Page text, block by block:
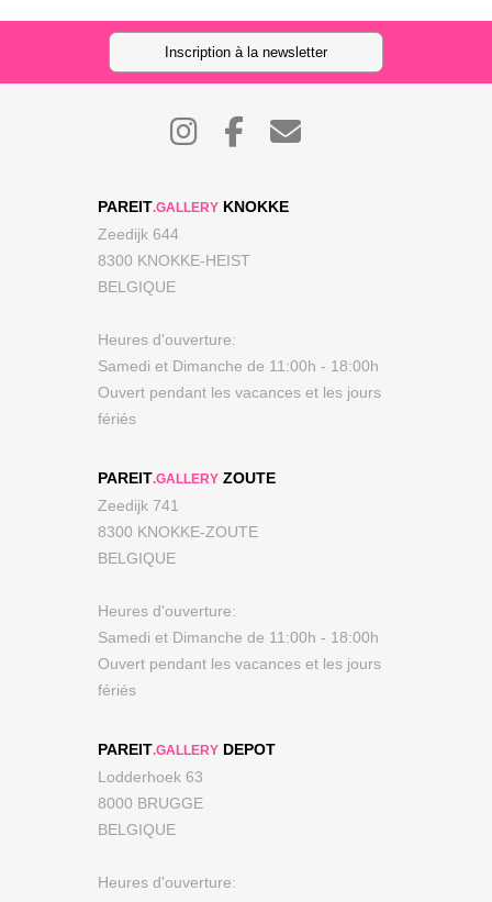
Inscription à la newsletter
PAREIT.GALLERY KNOKKE
Zeedijk 644
8300 KNOKKE-HEIST
BELGIQUE
Heures d'ouverture:
Samedi et Dimanche de 11:00h - 18:00h
Ouvert pendant les vacances et les jours
fériés
PAREIT.GALLERY ZOUTE
Zeedijk 741
8300 KNOKKE-ZOUTE
BELGIQUE
Heures d'ouverture:
Samedi et Dimanche de 11:00h - 18:00h
Ouvert pendant les vacances et les jours
fériés
PAREIT.GALLERY DEPOT
Lodderhoek 63
8000 BRUGGE
BELGIQUE
Heures d'ouverture: